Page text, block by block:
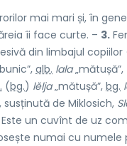
mai mari și, în
îi face curte. – 3.
din limbajul copiilor
alb. lala„mătușă”,
(bg.) lĕlja„mătușă”, bg.
, susținută de Miklosich,
un cuvînt de uz
numai cu numele